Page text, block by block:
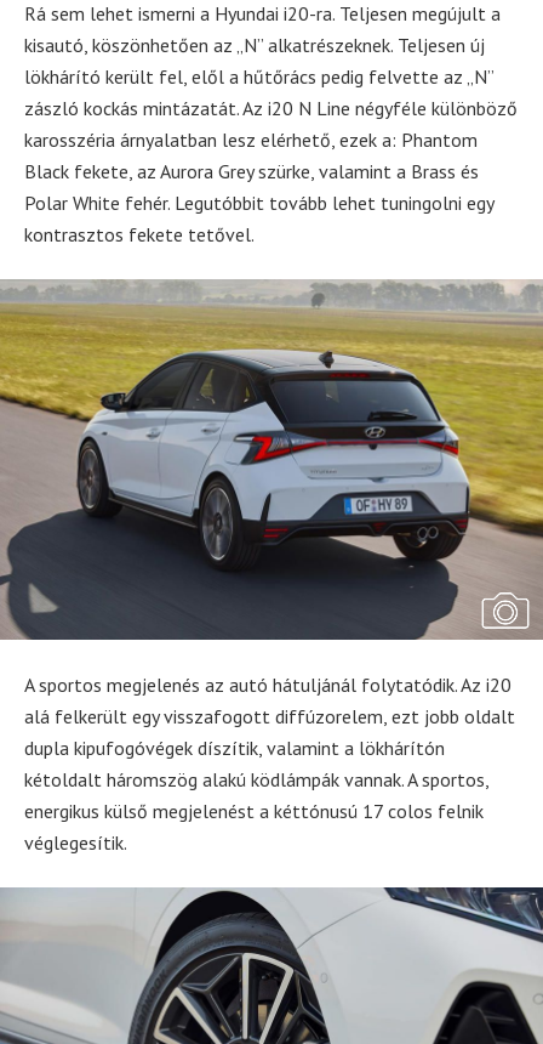
Rá sem lehet ismerni a Hyundai i20-ra. Teljesen megújult a
kisautó, köszönhetően az „N” alkatrészeknek. Teljesen új
lökhárító került fel, elől a hűtőrács pedig felvette az „N”
zászló kockás mintázatát. Az i20 N Line négyféle különböző
karosszéria árnyalatban lesz elérhető, ezek a: Phantom
Black fekete, az Aurora Grey szürke, valamint a Brass és
Polar White fehér. Legutóbbit tovább lehet tuningolni egy
kontrasztos fekete tetővel.
A sportos megjelenés az autó hátuljánál folytatódik. Az i20
alá felkerült egy visszafogott diffúzorelem, ezt jobb oldalt
dupla kipufogóvégek díszítik, valamint a lökhárítón
kétoldalt háromszög alakú ködlámpák vannak. A sportos,
energikus külső megjelenést a kéttónusú 17 colos felnik
véglegesítik.